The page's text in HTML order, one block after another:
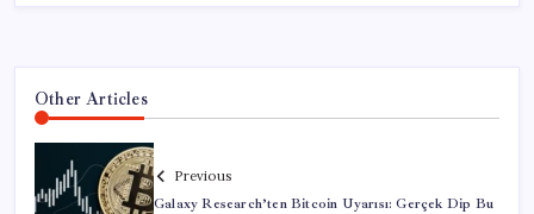
Other Articles
Previous
Galaxy Research’ten Bitcoin Uyarısı: Gerçek Dip Bu